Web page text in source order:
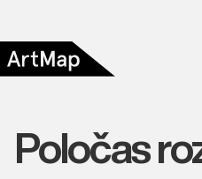
Poločas